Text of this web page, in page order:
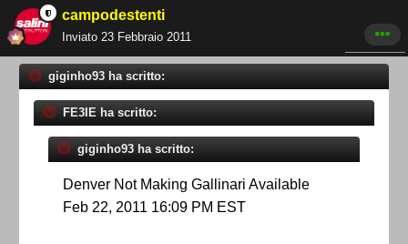
campodestenti
Inviato 23 Febbraio 2011
giginho93 ha scritto:
FE3IE ha scritto:
giginho93 ha scritto:
Denver Not Making Gallinari Available
Feb 22, 2011 16:09 PM EST